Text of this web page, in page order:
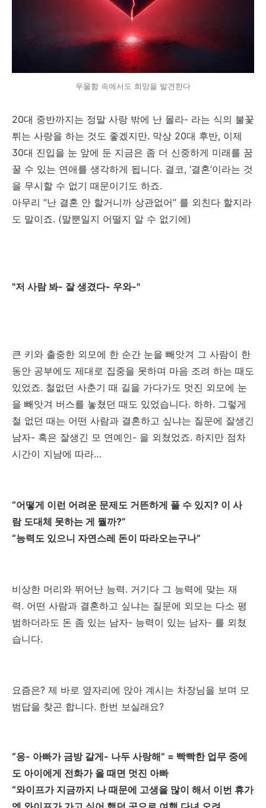
우울함 속에서도 희망을 발견한다
20대 중반까지는 정말 사랑 밖에 난 몰라- 라는 식의 불꽃
튀는 사랑을 하는 것도 좋겠지만. 막상 20대 후반, 이제
30대 진입을 눈 앞에 둔 지금은 좀 더 신중하게 미래를 꿈
꿀 수 있는 연애를 생각하게 됩니다. 결코, ‘결혼’이라는 것
을 무시할 수 없기 때문이기도 하죠.
아무리 “난 결혼 안 할거니까 상관없어” 를 외친다 할지라
도 말이죠. (말뿐일지 어떨지 알 수 없기에)
"저 사람 봐- 잘 생겼다- 우와-"
큰 키와 출중한 외모에 한 순간 눈을 빼앗겨 그 사람이 한
동안 공부에도 제대로 집중을 못하며 마음 조려 하는 때도
있었죠. 철없던 사춘기 때 길을 가다가도 멋진 외모에 눈
을 빼앗겨 버스를 놓쳤던 때도 있었습니다. 하하. 그렇게
철 없던 때는 어떤 사람과 결혼하고 싶냐는 질문에 잘생긴
남자- 혹은 잘생긴 모 연예인- 을 외쳤었죠. 하지만 점차
시간이 지남에 따라…
“어떻게 이런 어려운 문제도 거뜬하게 풀 수 있지? 이 사
람 도대체 못하는 게 뭘까?”
“능력도 있으니 자연스레 돈이 따라오는구나”
비상한 머리와 뛰어난 능력. 거기다 그 능력에 맞는 재
력. 어떤 사람과 결혼하고 싶냐는 질문에 외모는 다소 평
범하더라도 돈 좀 있는 남자- 능력이 있는 남자- 를 외쳤
습니다.
요즘은? 제 바로 옆자리에 앉아 계시는 차장님을 보며 모
범답을 찾곤 합니다. 한번 보실래요?
“응- 아빠가 금방 갈게- 나두 사랑해” = 빡빡한 업무 중에
도 아이에게 전화가 올 때면 멋진 아빠
“와이프가 지금까지 나 때문에 고생을 많이 해서 이번 휴가